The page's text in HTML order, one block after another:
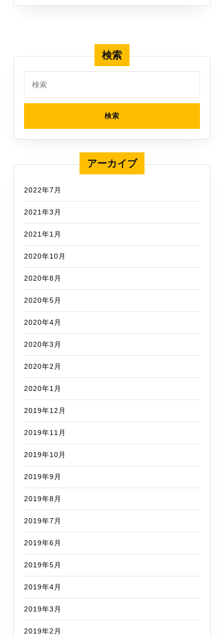
ま
検索
索:
アーカイブ
2022年7月
2021年3月
2021年1月
2020年10月
2020年8月
2020年5月
2020年4月
2020年3月
2020年2月
2020年1月
2019年12月
2019年11月
2019年10月
2019年9月
2019年8月
2019年7月
2019年6月
2019年5月
2019年4月
2019年3月
2019年2月